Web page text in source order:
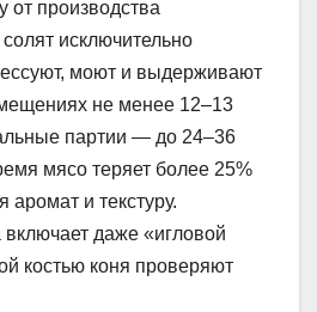
от производства
исключительно
моют и выдерживают
не менее 12–13
партии — до 24–36
мясо теряет более 25%
аромат и текстуру.
включает даже «игловой
костью коня проверяют